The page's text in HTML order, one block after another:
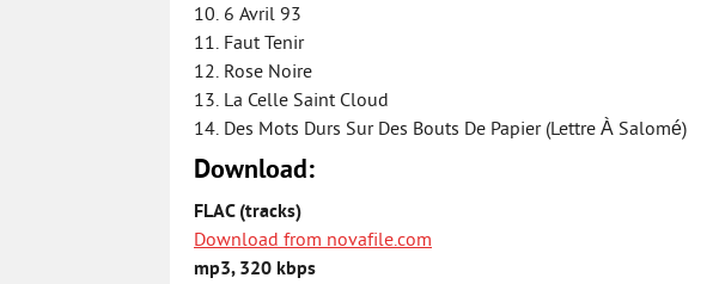
10. 6 Avril 93
11. Faut Tenir
12. Rose Noire
13. La Celle Saint Cloud
14. Des Mots Durs Sur Des Bouts De Papier (Lettre À Salomé)
Download:
FLAC (tracks)
Download from novafile.com
mp3, 320 kbps